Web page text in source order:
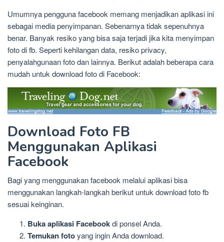
Umumnya pengguna facebook memang menjadikan aplikasi ini
sebagai media penyimpanan. Sebenarnya tidak sepenuhnya
benar. Banyak resiko yang bisa saja terjadi jika kita menyimpan
foto di fb. Seperti kehilangan data, resiko privacy,
penyalahgunaan foto dan lainnya. Berikut adalah beberapa cara
mudah untuk download foto di Facebook:
Download Foto FB
Menggunakan Aplikasi
Facebook
Bagi yang menggunakan facebook melalui aplikasi bisa
menggunakan langkah-langkah berikut untuk download foto fb
sesuai keinginan.
Buka aplikasi Facebookdi ponsel Anda.
Temukan fotoyang ingin Anda download.